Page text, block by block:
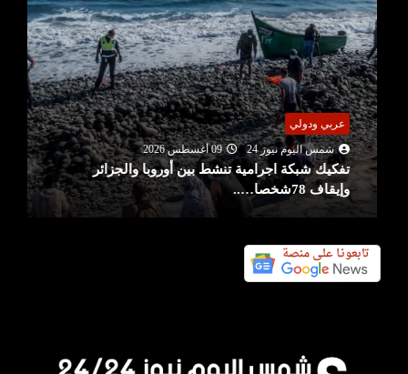
عربي ودولي
شمس اليوم نيوز 24
09 أغسطس 2026
تفكيك شبكة اجرامية تنشط بين أوروبا والجزائر
وإيقاف 78شخصا…..